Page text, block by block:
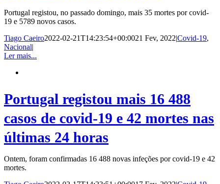
Portugal registou, no passado domingo, mais 35 mortes por covid-
19 e 5789 novos casos.
Tiago Caeiro2022-02-21T14:23:54+00:0021 Fev, 2022|Covid-19,
Nacional|
Ler mais...
Portugal registou mais 16 488
casos de covid-19 e 42 mortes nas
últimas 24 horas
Ontem, foram confirmadas 16 488 novas infeções por covid-19 e 42
mortes.